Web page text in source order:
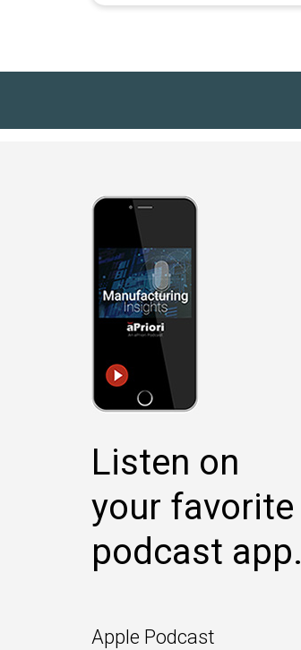
Listen on
your favorite
podcast app.
Apple Podcast